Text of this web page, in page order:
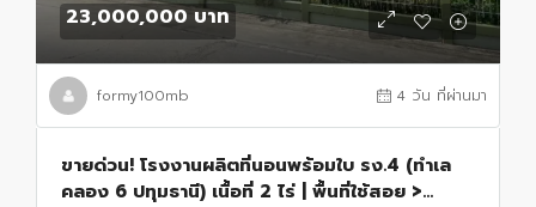
23,000,000 บาท
formy100mb 4 วัน ที่ผ่านมา
ขายด่วน! โรงงานผลิตที่นอนพร้อมใบ รง.4 (ทำเล
คลอง 6 ปทุมธานี) เนื้อที่ 2 ไร่ | พื้นที่ใช้สอย >